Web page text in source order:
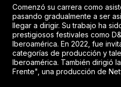
Comenzó su carrera como
pasando gradualmente a ser
llegar a dirigir. Su trabajo ha
prestigiosos festivales como
Iberoamérica. En 2022, fue
categorías de producción y
Iberoamérica. También dirigió
Frente", una producción de